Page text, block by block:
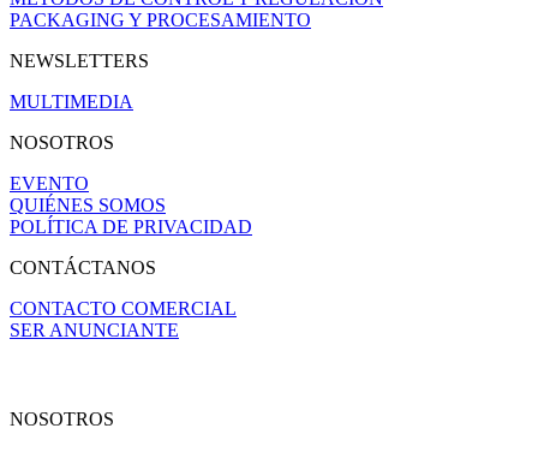
PACKAGING Y PROCESAMIENTO
NEWSLETTERS
MULTIMEDIA
NOSOTROS
EVENTO
QUIÉNES SOMOS
POLÍTICA DE PRIVACIDAD
CONTÁCTANOS
CONTACTO COMERCIAL
SER ANUNCIANTE
NOSOTROS